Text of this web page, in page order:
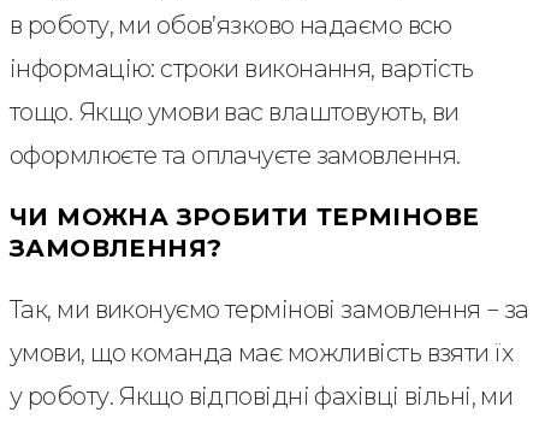
в роботу, ми обов’язково надаємо всю
інформацію: строки виконання, вартість
тощо. Якщо умови вас влаштовують, ви
оформлюєте та оплачуєте замовлення.
ЧИ МОЖНА ЗРОБИТИ ТЕРМІНОВЕ
ЗАМОВЛЕННЯ?
Так, ми виконуємо термінові замовлення − за
умови, що команда має можливість взяти їх
у роботу. Якщо відповідні фахівці вільні, ми